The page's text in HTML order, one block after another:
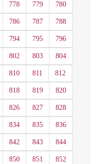
778 779 780
786 787 788
794 795 796
802 803 804
810 811 812
818 819 820
826 827 828
834 835 836
842 843 844
850 851 852